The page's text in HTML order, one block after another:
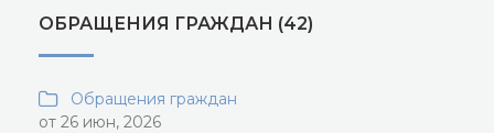
ОБРАЩЕНИЯ ГРАЖДАН (42)
Обращения граждан
от 26 июн, 2026